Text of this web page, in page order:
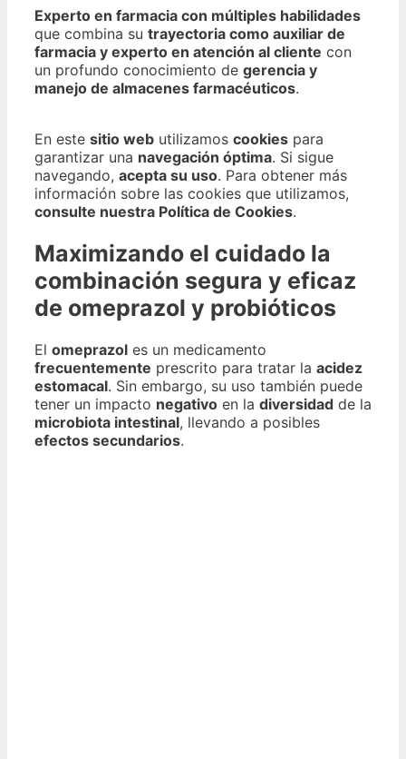
Experto en farmacia con múltiples habilidades
que combina su trayectoria como auxiliar de
farmacia y experto en atención al cliente con
un profundo conocimiento de gerencia y
manejo de almacenes farmacéuticos.
En este sitio web utilizamos cookies para
garantizar una navegación óptima. Si sigue
navegando, acepta su uso. Para obtener más
información sobre las cookies que utilizamos,
consulte nuestra Política de Cookies.
Maximizando el cuidado la
combinación segura y eficaz
de omeprazol y probióticos
El omeprazol es un medicamento
frecuentemente prescrito para tratar la acidez
estomacal. Sin embargo, su uso también puede
tener un impacto negativo en la diversidad de la
microbiota intestinal, llevando a posibles
efectos secundarios.